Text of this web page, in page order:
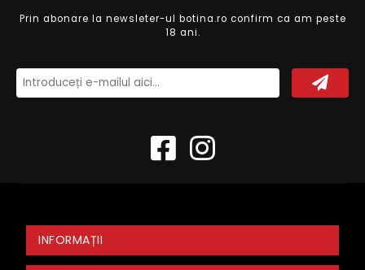
Prin abonare la newsleter-ul botina.ro confirm ca am peste
18 ani.
INFORMAȚII